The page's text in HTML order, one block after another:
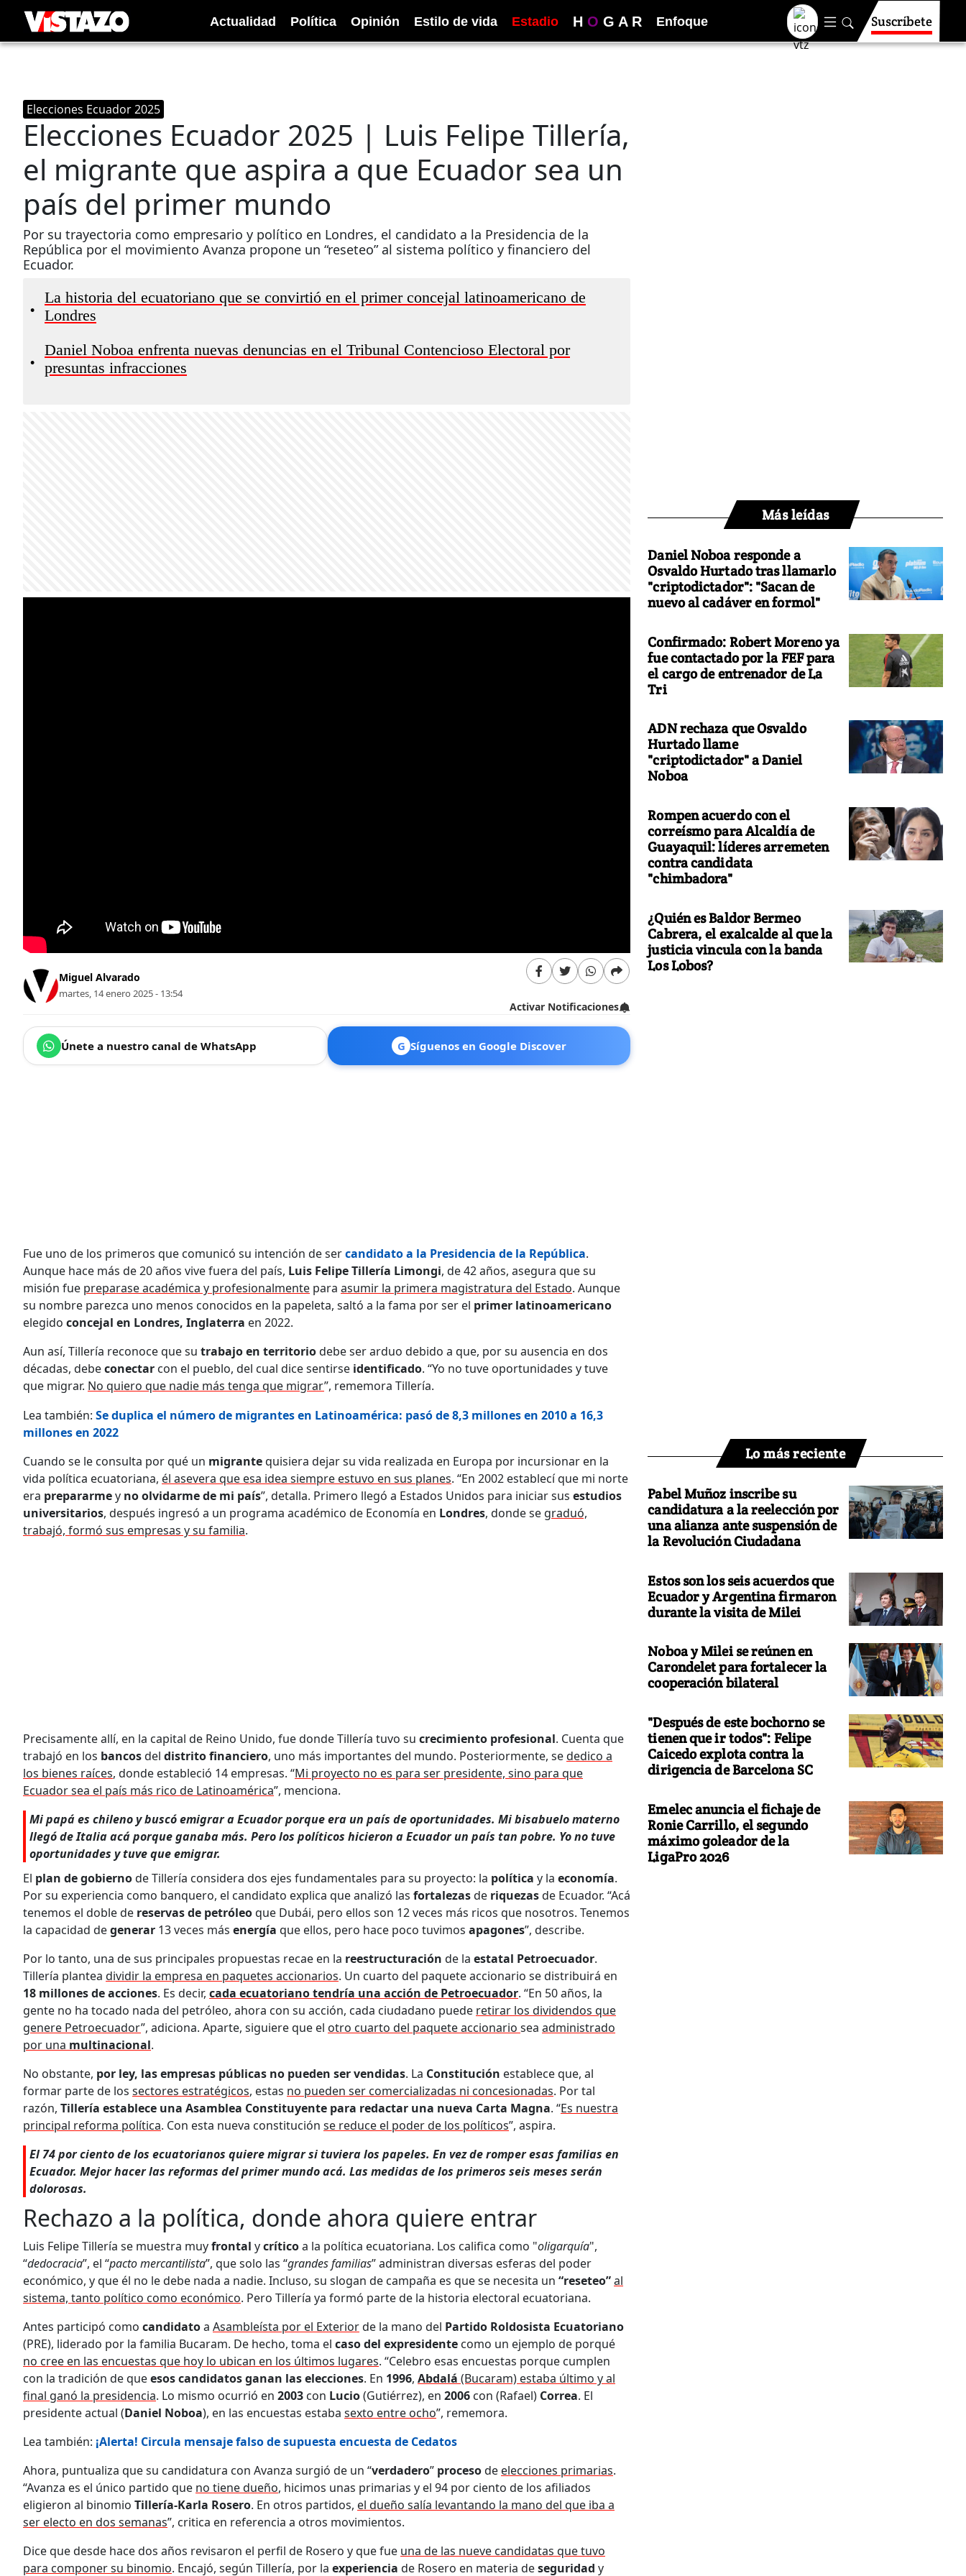
Actualidad Política Opinión Estilo de vida Estadio H O G A R Enfoque Suscríbete
Elecciones Ecuador 2025
Elecciones Ecuador 2025 | Luis Felipe Tillería,
el migrante que aspira a que Ecuador sea un
país del primer mundo
Por su trayectoria como empresario y político en Londres, el candidato a la Presidencia de la
República por el movimiento Avanza propone un “reseteo” al sistema político y financiero del
Ecuador.
•
La historia del ecuatoriano que se convirtió en el primer concejal latinoamericano de
Londres
•
Daniel Noboa enfrenta nuevas denuncias en el Tribunal Contencioso Electoral por
presuntas infracciones
Miguel Alvarado
martes, 14 enero 2025 - 13:54
Activar Notificaciones
Únete a nuestro canal de WhatsApp G Síguenos en Google Discover
Fue uno de los primeros que comunicó su intención de sercandidato a la Presidencia de la República.
Aunque hace más de 20 años vive fuera del país, Luis Felipe Tillería Limongi, de 42 años, asegura que su
misión fue preparase académica y profesionalmente para asumir la primera magistratura del Estado. Aunque
su nombre parezca uno menos conocidos en la papeleta, saltó a la fama por ser el primer latinoamericano
elegido concejal en Londres, Inglaterra en 2022.
Aun así, Tillería reconoce que su trabajo en territoriodebe ser arduo debido a que, por su ausencia en dos
décadas, debeconectar con el pueblo, del cual dice sentirse identificado. “Yo no tuve oportunidades y tuve
que migrar. No quiero que nadie más tenga que migrar”, rememora Tillería.
Lea también: Se duplica el número de migrantes en Latinoamérica: pasó de 8,3 millones en 2010 a 16,3
millones en 2022
Cuando se le consulta por qué un migrantequisiera dejar su vida realizada en Europa por incursionar en la
vida política ecuatoriana, él asevera que esa idea siempre estuvo en sus planes. “En 2002 establecí que mi norte
era prepararmey no olvidarme de mi país”, detalla. Primero llegó a Estados Unidos para iniciar sus estudios
universitarios, después ingresó a un programa académico de Economía en Londres, donde se graduó,
trabajó, formó sus empresas y su familia.
Precisamente allí, en la capital de Reino Unido, fue donde Tillería tuvo su crecimiento profesional. Cuenta que
trabajó en los bancosdel distrito financiero, uno más importantes del mundo. Posteriormente, sededico a
los bienes raíces, donde estableció 14 empresas. “Mi proyecto no es para ser presidente, sino para que
Ecuador sea el país más rico de Latinoamérica”, menciona.
Mi papá es chileno y buscó emigrar a Ecuador porque era un país de oportunidades. Mi bisabuelo materno
llegó de Italia acá porque ganaba más. Pero los políticos hicieron a Ecuador un país tan pobre. Yo no tuve
oportunidades y tuve que emigrar.
El plan de gobiernode Tillería considera dos ejes fundamentales para su proyecto: la política y la economía.
Por su experiencia como banquero, el candidato explica que analizó las fortalezasde riquezasde Ecuador. “Acá
tenemos el doble de reservas de petróleoque Dubái, pero ellos son 12 veces más ricos que nosotros. Tenemos
la capacidad degenerar 13 veces más energía que ellos, pero hace poco tuvimos apagones”, describe.
Por lo tanto, una de sus principales propuestas recae en la reestructuración de la estatal Petroecuador.
Tillería plantea dividir la empresa en paquetes accionarios. Un cuarto del paquete accionario se distribuirá en
18 millones de acciones. Es decir, cada ecuatoriano tendría una acción de Petroecuador. “En 50 años, la
gente no ha tocado nada del petróleo, ahora con su acción, cada ciudadano puede retirar los dividendos que
genere Petroecuador”, adiciona. Aparte, siguiere que el otro cuarto del paquete accionario sea administrado
por una multinacional.
No obstante, por ley, las empresas públicas no pueden ser vendidas. La Constitución establece que, al
formar parte de los sectores estratégicos, estas no pueden ser comercializadas ni concesionadas. Por tal
razón, Tillería establece una Asamblea Constituyente para redactar una nueva Carta Magna. “Es nuestra
principal reforma política. Con esta nueva constitución se reduce el poder de los políticos”, aspira.
El 74 por ciento de los ecuatorianos quiere migrar si tuviera los papeles. En vez de romper esas familias en
Ecuador. Mejor hacer las reformas del primer mundo acá. Las medidas de los primeros seis meses serán
dolorosas.
Rechazo a la política, donde ahora quiere entrar
Luis Felipe Tillería se muestra muyfrontal ycríticoa la política ecuatoriana. Los califica como "oligarquía",
“dedocracia”, el “pacto mercantilista”, que solo las “grandes familias” administran diversas esferas del poder
económico, y que él no le debe nada a nadie. Incluso, su slogan de campaña es que se necesita un “reseteo”al
sistema, tanto político como económico. Pero Tillería ya formó parte de la historia electoral ecuatoriana.
Antes participó como candidatoa Asambleísta por el Exteriorde la mano del Partido Roldosista Ecuatoriano
(PRE), liderado por la familia Bucaram. De hecho, toma el caso del expresidente como un ejemplo de porqué
no cree en las encuestas que hoy lo ubican en los últimos lugares. “Celebro esas encuestas porque cumplen
con la tradición de queesos candidatos ganan las elecciones. En 1996, Abdalá (Bucaram) estaba último y al
final ganó la presidencia. Lo mismo ocurrió en 2003 con Lucio(Gutiérrez), en 2006 con (Rafael) Correa. El
presidente actual (Daniel Noboa), en las encuestas estaba sexto entre ocho”, rememora.
Lea también: ¡Alerta! Circula mensaje falso de supuesta encuesta de Cedatos
Ahora, puntualiza que su candidatura con Avanza surgió de un “verdadero” procesode elecciones primarias.
“Avanza es el único partido que no tiene dueño, hicimos unas primarias y el 94 por ciento de los afiliados
eligieron al binomio Tillería-Karla Rosero. En otros partidos, el dueño salía levantando la mano del que iba a
ser electo en dos semanas”, critica en referencia a otros movimientos.
Dice que desde hace dos años revisaron el perfil de Rosero y que fue una de las nueve candidatas que tuvo
para componer su binomio. Encajó, según Tillería, por la experiencia de Rosero en materia deseguridad y
Más leídas
Daniel Noboa responde a
Osvaldo Hurtado tras llamarlo
"criptodictador": "Sacan de
nuevo al cadáver en formol"
Confirmado: Robert Moreno ya
fue contactado por la FEF para
el cargo de entrenador de La
Tri
ADN rechaza que Osvaldo
Hurtado llame
"criptodictador" a Daniel
Noboa
Rompen acuerdo con el
correísmo para Alcaldía de
Guayaquil: líderes arremeten
contra candidata
"chimbadora"
¿Quién es Baldor Bermeo
Cabrera, el exalcalde al que la
justicia vincula con la banda
Los Lobos?
Lo más reciente
Pabel Muñoz inscribe su
candidatura a la reelección por
una alianza ante suspensión de
la Revolución Ciudadana
Estos son los seis acuerdos que
Ecuador y Argentina firmaron
durante la visita de Milei
Noboa y Milei se reúnen en
Carondelet para fortalecer la
cooperación bilateral
"Después de este bochorno se
tienen que ir todos": Felipe
Caicedo explota contra la
dirigencia de Barcelona SC
Emelec anuncia el fichaje de
Ronie Carrillo, el segundo
máximo goleador de la
LigaPro 2026